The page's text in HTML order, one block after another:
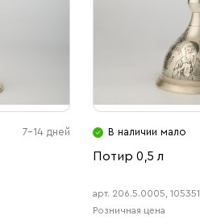
7-14 дней В наличии мало
Потир 0,5 л
арт. 206.5.0005, 105351
Розничная цена